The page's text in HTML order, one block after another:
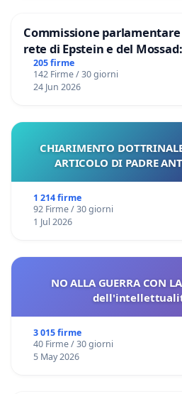
Commissione
rete di Epstein e del
Files
205 firme
142 Firme / 30 giorni
24 Jun 2026
CHIARIMENTO
ARTICOLO DI PADRE
1 214 firme
92 Firme / 30 giorni
1 Jul 2026
NO ALLA GUERRA CON
3 015 firme
40 Firme / 30 giorni
5 May 2026